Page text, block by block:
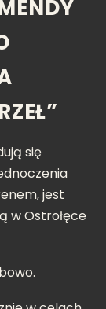
się
jest
w Ostrołęce